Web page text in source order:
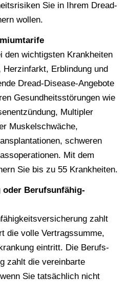
Sie in Ihrem Dread-
wollen.
den wichtigsten Krank­hei­ten
Erblindung und
Dread-Disease-Angebote
Gesundheitsstörungen wie
Multipler
Muskelschwäche,
schweren
Mit dem
Sie bis zu 55 Krank­hei­ten.
oder Berufs­unfähig­
zahlt
die volle Vertragssumme,
eintritt. Die Berufs­
zahlt die vereinbarte
Sie tatsächlich nicht